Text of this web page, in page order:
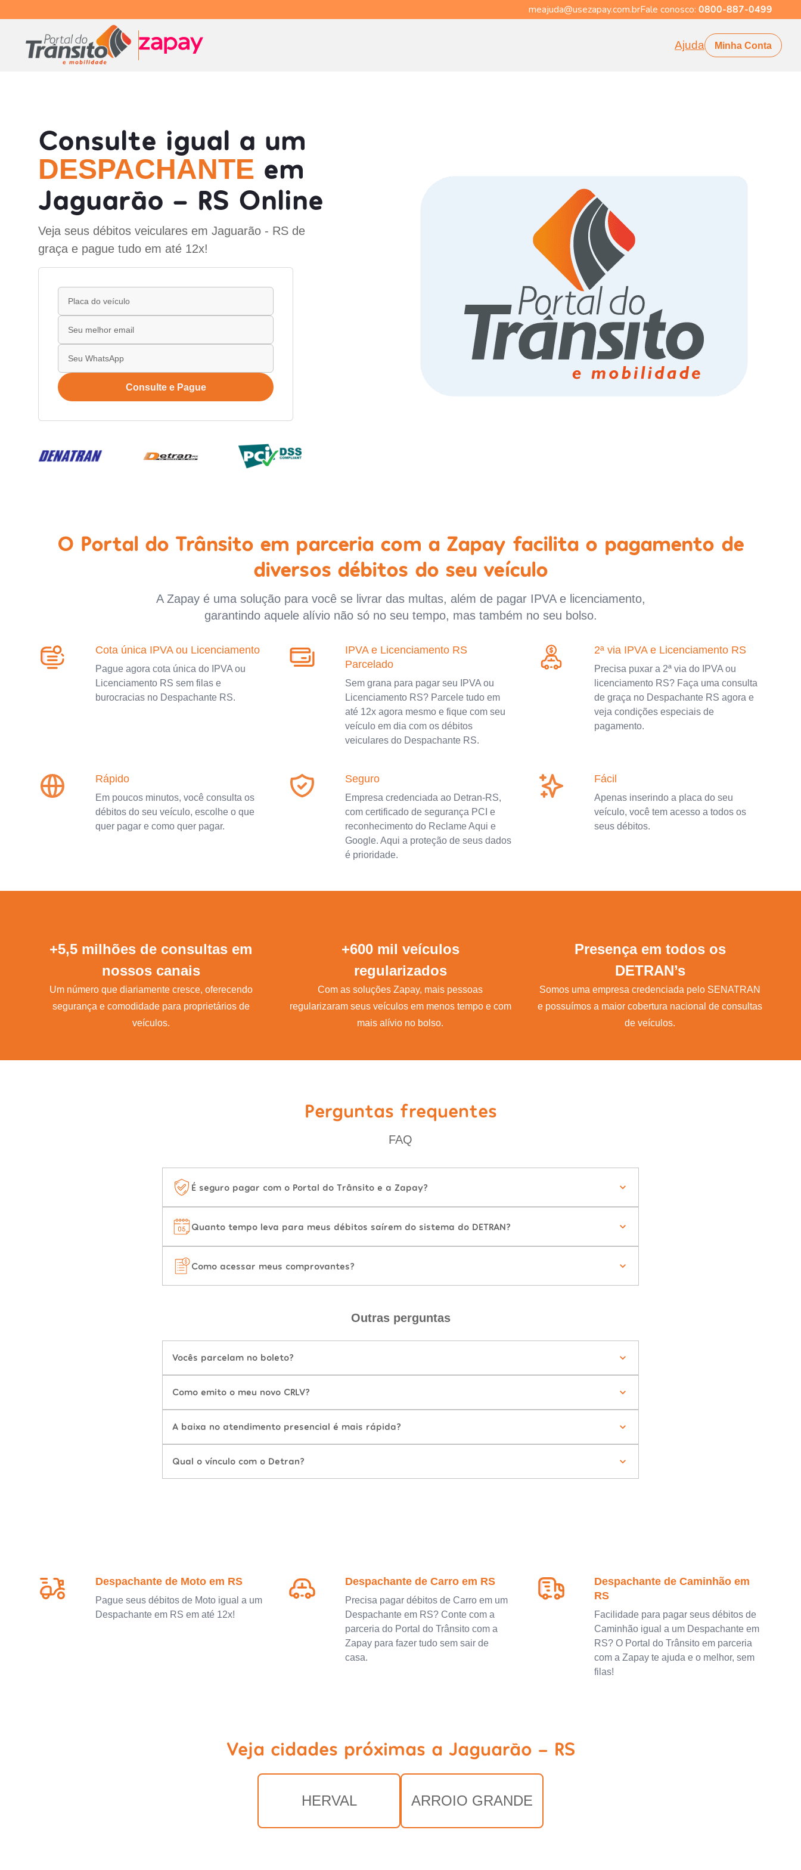
meajuda@usezapay.com.brFale conosco: 0800-887-0499
Ajuda Minha Conta
Consulte igual a um
DESPACHANTE em
Jaguarão - RS Online
Veja seus débitos veiculares em Jaguarão - RS de
graça e pague tudo em até 12x!
Consulte e Pague
O Portal do Trânsito em parceria com a Zapay facilita o pagamento de
diversos débitos do seu veículo
A Zapay é uma solução para você se livrar das multas, além de pagar IPVA e licenciamento,
garantindo aquele alívio não só no seu tempo, mas também no seu bolso.
Cota única IPVA ou Licenciamento
Pague agora cota única do IPVA ou
Licenciamento RS sem filas e
burocracias no Despachante RS.
IPVA e Licenciamento RS
Parcelado
Sem grana para pagar seu IPVA ou
Licenciamento RS? Parcele tudo em
até 12x agora mesmo e fique com seu
veículo em dia com os débitos
veiculares do Despachante RS.
2ª via IPVA e Licenciamento RS
Precisa puxar a 2ª via do IPVA ou
licenciamento RS? Faça uma consulta
de graça no Despachante RS agora e
veja condições especiais de
pagamento.
Rápido
Em poucos minutos, você consulta os
débitos do seu veículo, escolhe o que
quer pagar e como quer pagar.
Seguro
Empresa credenciada ao Detran-RS,
com certificado de segurança PCI e
reconhecimento do Reclame Aqui e
Google. Aqui a proteção de seus dados
é prioridade.
Fácil
Apenas inserindo a placa do seu
veículo, você tem acesso a todos os
seus débitos.
+5,5 milhões de consultas em
nossos canais
Um número que diariamente cresce, oferecendo
segurança e comodidade para proprietários de
veículos.
+600 mil veículos
regularizados
Com as soluções Zapay, mais pessoas
regularizaram seus veículos em menos tempo e com
mais alívio no bolso.
Presença em todos os
DETRAN’s
Somos uma empresa credenciada pelo SENATRAN
e possuímos a maior cobertura nacional de consultas
de veículos.
Perguntas frequentes
FAQ
É seguro pagar com o Portal do Trânsito e a Zapay?
Quanto tempo leva para meus débitos saírem do sistema do DETRAN?
Como acessar meus comprovantes?
Outras perguntas
Vocês parcelam no boleto?
Como emito o meu novo CRLV?
A baixa no atendimento presencial é mais rápida?
Qual o vínculo com o Detran?
Despachante de Moto em RS
Pague seus débitos de Moto igual a um
Despachante em RS em até 12x!
Despachante de Carro em RS
Precisa pagar débitos de Carro em um
Despachante em RS? Conte com a
parceria do Portal do Trânsito com a
Zapay para fazer tudo sem sair de
casa.
Despachante de Caminhão em
RS
Facilidade para pagar seus débitos de
Caminhão igual a um Despachante em
RS? O Portal do Trânsito em parceria
com a Zapay te ajuda e o melhor, sem
filas!
Veja cidades próximas a Jaguarão - RS
HERVAL ARROIO GRANDE